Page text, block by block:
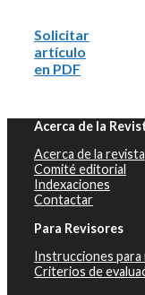
Solicitar
artículo
en PDF
Acerca de la
Acerca de la revista
Comité editorial
Indexaciones
Contactar
Para Revisores
Instrucciones para
Criterios de